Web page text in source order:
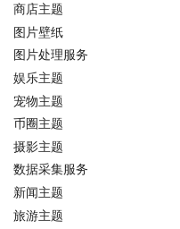
商店主题
图片壁纸
图片处理服务
娱乐主题
宠物主题
币圈主题
摄影主题
数据采集服务
新闻主题
旅游主题